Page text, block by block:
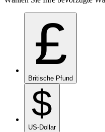
£
Britische Pfund
$
US-Dollar